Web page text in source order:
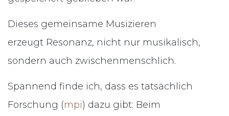
Dieses gemeinsame Musizieren
erzeugt Resonanz, nicht nur musikalisch,
sondern auch zwischenmenschlich.
Spannend finde ich, dass es tatsächlich
Forschung (mpi) dazu gibt: Beim